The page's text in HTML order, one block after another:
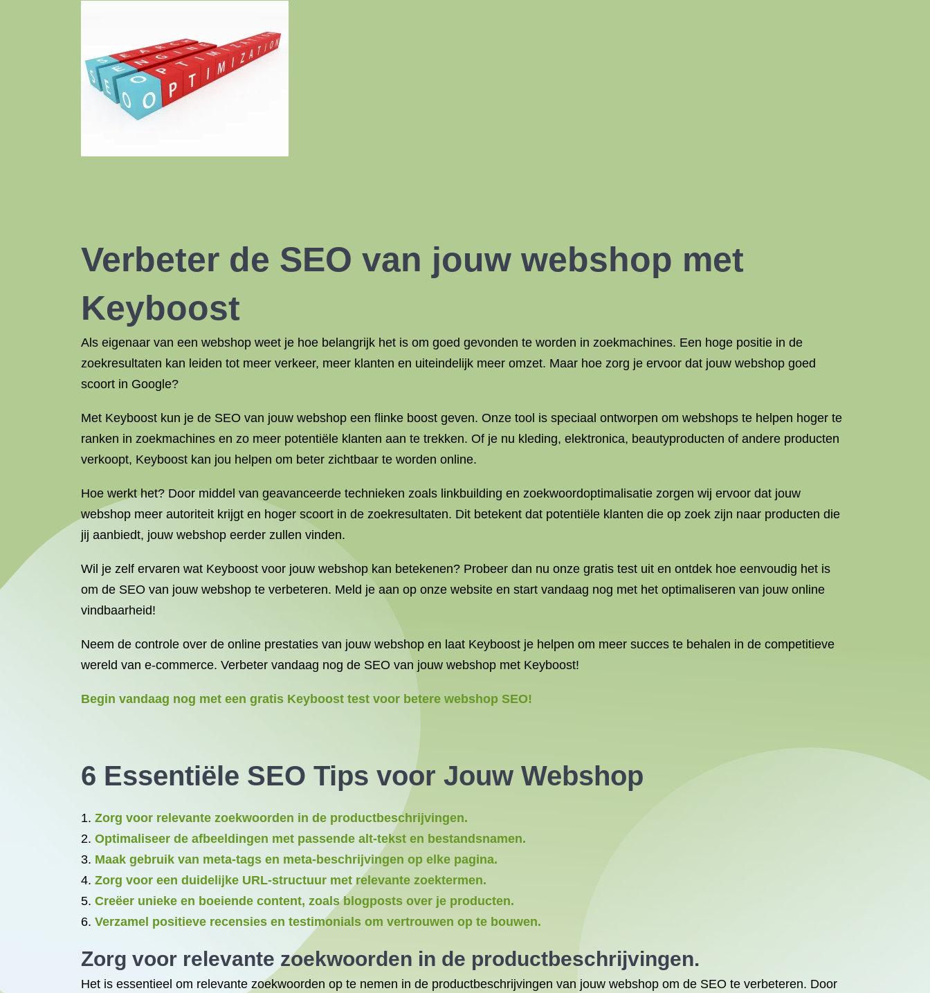
Verbeter de SEO van jouw webshop met
Keyboost
Als eigenaar van een webshop weet je hoe belangrijk het is om goed gevonden te worden in zoekmachines. Een hoge positie in de
zoekresultaten kan leiden tot meer verkeer, meer klanten en uiteindelijk meer omzet. Maar hoe zorg je ervoor dat jouw webshop goed
scoort in Google?
Met Keyboost kun je de SEO van jouw webshop een flinke boost geven. Onze tool is speciaal ontworpen om webshops te helpen hoger te
ranken in zoekmachines en zo meer potentiële klanten aan te trekken. Of je nu kleding, elektronica, beautyproducten of andere producten
verkoopt, Keyboost kan jou helpen om beter zichtbaar te worden online.
Hoe werkt het? Door middel van geavanceerde technieken zoals linkbuilding en zoekwoordoptimalisatie zorgen wij ervoor dat jouw
webshop meer autoriteit krijgt en hoger scoort in de zoekresultaten. Dit betekent dat potentiële klanten die op zoek zijn naar producten die
jij aanbiedt, jouw webshop eerder zullen vinden.
Wil je zelf ervaren wat Keyboost voor jouw webshop kan betekenen? Probeer dan nu onze gratis test uit en ontdek hoe eenvoudig het is
om de SEO van jouw webshop te verbeteren. Meld je aan op onze website en start vandaag nog met het optimaliseren van jouw online
vindbaarheid!
Neem de controle over de online prestaties van jouw webshop en laat Keyboost je helpen om meer succes te behalen in de competitieve
wereld van e-commerce. Verbeter vandaag nog de SEO van jouw webshop met Keyboost!
Begin vandaag nog met een gratis Keyboost test voor betere webshop SEO!
6 Essentiële SEO Tips voor Jouw Webshop
Zorg voor relevante zoekwoorden in de productbeschrijvingen.
Optimaliseer de afbeeldingen met passende alt-tekst en bestandsnamen.
Maak gebruik van meta-tags en meta-beschrijvingen op elke pagina.
Zorg voor een duidelijke URL-structuur met relevante zoektermen.
Creëer unieke en boeiende content, zoals blogposts over je producten.
Verzamel positieve recensies en testimonials om vertrouwen op te bouwen.
Zorg voor relevante zoekwoorden in de productbeschrijvingen.
Het is essentieel om relevante zoekwoorden op te nemen in de productbeschrijvingen van jouw webshop om de SEO te verbeteren. Door